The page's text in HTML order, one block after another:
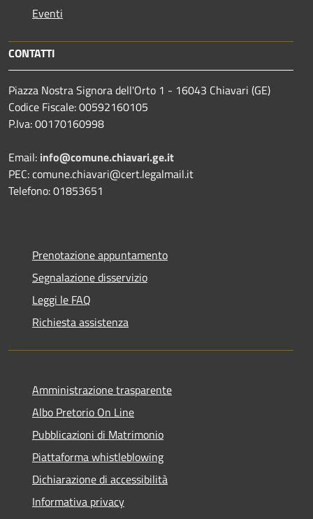
Eventi
CONTATTI
Piazza Nostra Signora dell'Orto 1 - 16043 Chiavari (GE)
Codice Fiscale: 00592160105
P.Iva: 00170160998
Email: info@comune.chiavari.ge.it
PEC: comune.chiavari@cert.legalmail.it
Telefono: 01853651
Prenotazione appuntamento
Segnalazione disservizio
Leggi le FAQ
Richiesta assistenza
Amministrazione trasparente
Albo Pretorio On Line
Pubblicazioni di Matrimonio
Piattaforma whistleblowing
Dichiarazione di accessibilità
Informativa privacy